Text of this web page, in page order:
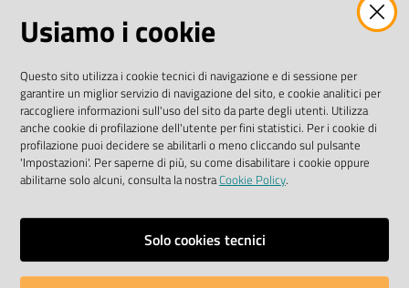
I dati personali pubblicati sono riutilizzabili solo alle
2003/98/CE e dal D. Lgs. n. 36/2006
SEGUICI SU
Facebook Biblioteche
Instagram
TwitterYouTube
Scarica le app
Usiamo i cookie
Questo sito utilizza i cookie tecnici di navigazione e di sessione per
garantire un miglior servizio di navigazione del sito, e cookie analitici per
raccogliere informazioni sull'uso del sito da parte degli utenti. Utilizza
anche cookie di profilazione dell'utente per fini statistici. Per i cookie di
profilazione puoi decidere se abilitarli o meno cliccando sul pulsante
'Impostazioni'. Per saperne di più, su come disabilitare i cookie oppure
abilitarne solo alcuni, consulta la nostraCookie Policy.
Solo cookies tecnici